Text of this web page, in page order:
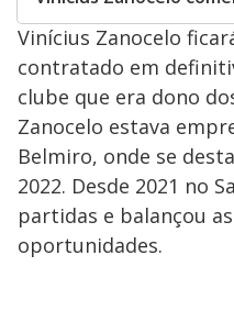
Vinícius Zanocelo
contratado em
clube que era dono
Zanocelo estava
Belmiro, onde se
2022. Desde 2021 no
partidas e balançou
oportunidades.